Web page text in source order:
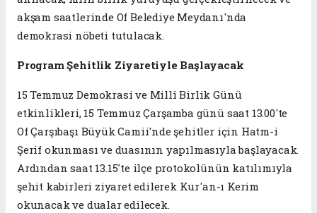
akşam saatlerinde Of Belediye Meydanı'nda
demokrasi nöbeti tutulacak.
Program Şehitlik Ziyaretiyle Başlayacak
15 Temmuz Demokrasi ve Millî Birlik Günü
etkinlikleri, 15 Temmuz Çarşamba günü saat 13.00'te
Of Çarşıbaşı Büyük Camii'nde şehitler için Hatm-i
Şerif okunması ve duasının yapılmasıyla başlayacak.
Ardından saat 13.15'te ilçe protokolünün katılımıyla
şehit kabirleri ziyaret edilerek Kur'an-ı Kerim
okunacak ve dualar edilecek.